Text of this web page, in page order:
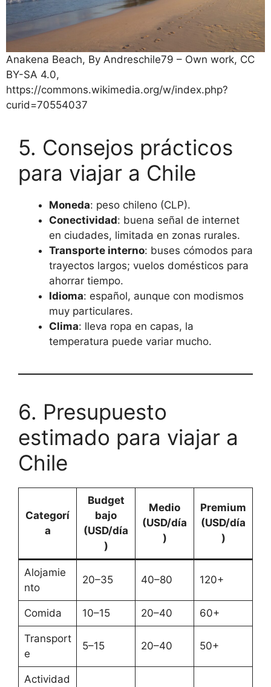
Anakena Beach, By Andreschile79 – Own work, CC
BY-SA 4.0,
https://commons.wikimedia.org/w/index.php?
curid=70554037
5. Consejos prácticos
para viajar a Chile
Moneda: peso chileno (CLP).
Conectividad: buena señal de internet
en ciudades, limitada en zonas rurales.
Transporte interno: buses cómodos para
trayectos largos; vuelos domésticos para
ahorrar tiempo.
Idioma: español, aunque con modismos
muy particulares.
Clima: lleva ropa en capas, la
temperatura puede variar mucho.
6. Presupuesto
estimado para viajar a
Chile
Categorí
a
Budget
bajo
(USD/día
)
Medio
(USD/día
)
Premium
(USD/día
)
Alojamie
nto
20–35 40–80 120+
Comida 10–15 20–40 60+
Transport
e
5–15 20–40 50+
Actividad